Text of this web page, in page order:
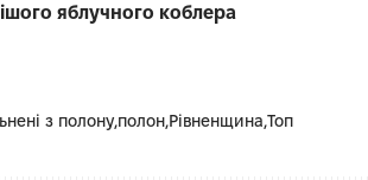
яблучного коблера
з полону полон Рівненщина Топ